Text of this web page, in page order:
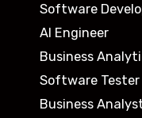
Software
AI Engineer
Business
Software Tester
Business